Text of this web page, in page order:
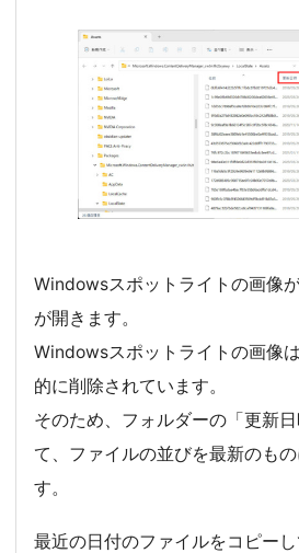
Windowsスポットライトの画像
が開きます。
Windowsスポットライトの画像
的に削除されています。
そのため、フォルダーの「更新
て、ファイルの並びを最新のも
す。
最近の日付のファイルをコピー